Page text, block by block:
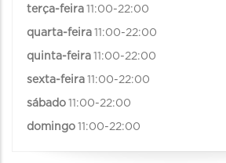
terça-feira 11:00-22:00
quarta-feira 11:00-22:00
quinta-feira 11:00-22:00
sexta-feira 11:00-22:00
sábado 11:00-22:00
domingo 11:00-22:00